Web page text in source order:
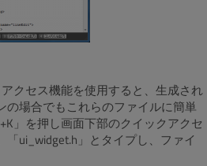
クセス機能を使用すると、生成され
の場合でもこれらのファイルに簡単
」を押し画面下部のクイックアクセ
ui_widget.h」とタイプし、ファイ